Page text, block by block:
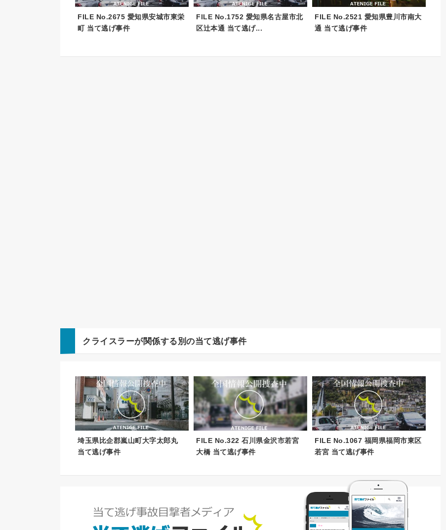
FILE No.2675 愛知県安城市東栄
町 当て逃げ事件
FILE No.1752 愛知県名古屋市北
区辻本通 当て逃げ...
FILE No.2521 愛知県豊川市南大
通 当て逃げ事件
クライスラーが関係する別の当て逃げ事件
埼玉県比企郡嵐山町大字太郎丸
当て逃げ事件
FILE No.322 石川県金沢市若宮
大橋 当て逃げ事件
FILE No.1067 福岡県福岡市東区
若宮 当て逃げ事件